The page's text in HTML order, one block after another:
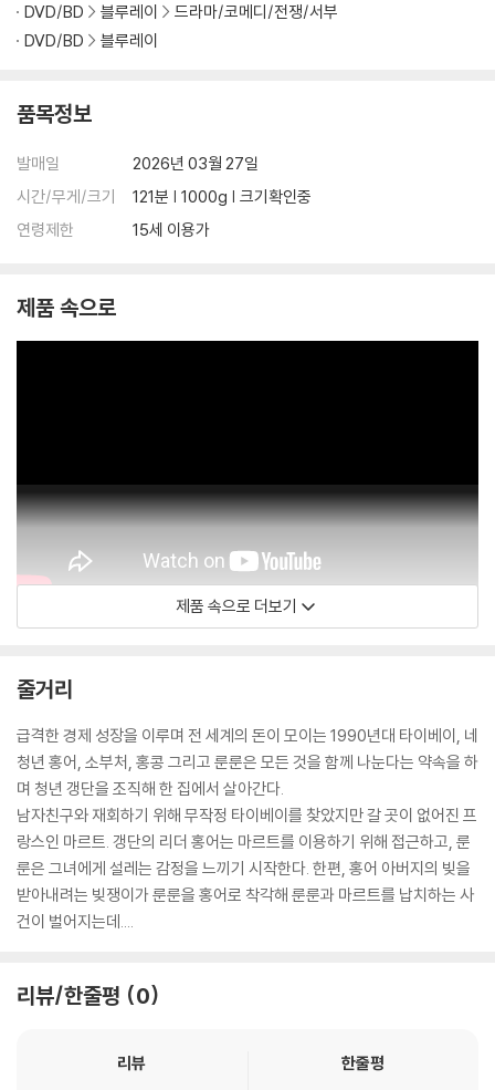
DVD/BD
블루레이
드라마/코메디/전쟁/서부
DVD/BD
블루레이
품목정보
발매일
2026년 03월 27일
시간/무게/크기
121분 | 1000g | 크기확인중
연령제한
15세 이용가
제품 속으로
NOVAMEDIA / [주]디스테이션
제품 속으로 더보기
줄거리
급격한 경제 성장을 이루며 전 세계의 돈이 모이는 1990년대 타이베이, 네
청년 홍어, 소부처, 홍콩 그리고 룬룬은 모든 것을 함께 나눈다는 약속을 하
며 청년 갱단을 조직해 한 집에서 살아간다.
남자친구와 재회하기 위해 무작정 타이베이를 찾았지만 갈 곳이 없어진 프
랑스인 마르트. 갱단의 리더 홍어는 마르트를 이용하기 위해 접근하고, 룬
룬은 그녀에게 설레는 감정을 느끼기 시작한다. 한편, 홍어 아버지의 빚을
받아내려는 빚쟁이가 룬룬을 홍어로 착각해 룬룬과 마르트를 납치하는 사
건이 벌어지는데....
리뷰/한줄평 0
리뷰
한줄평